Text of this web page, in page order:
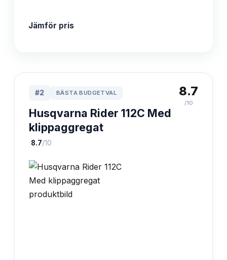
Jämför pris
#2 BÄSTA BUDGETVAL
Husqvarna Rider 112C Med
klippaggregat
·8.7/10
8.7
/10